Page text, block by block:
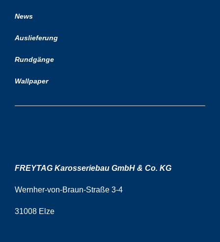
News
Auslieferung
Rundgänge
Wallpaper
FREYTAG Karosseriebau GmbH & Co. KG
Wernher-von-Braun-Straße 3-4
31008 Elze